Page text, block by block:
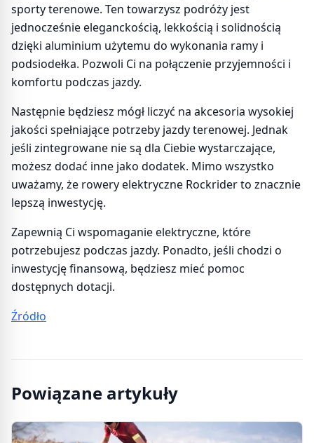
sporty terenowe. Ten towarzysz podróży jest
jednocześnie eleganckością, lekkością i solidnością
dzięki aluminium użytemu do wykonania ramy i
podsiodełka. Pozwoli Ci na połączenie przyjemności i
komfortu podczas jazdy.
Następnie będziesz mógł liczyć na akcesoria wysokiej
jakości spełniające potrzeby jazdy terenowej. Jednak
jeśli zintegrowane nie są dla Ciebie wystarczające,
możesz dodać inne jako dodatek. Mimo wszystko
uważamy, że rowery elektryczne Rockrider to znacznie
lepszą inwestycję.
Zapewnią Ci wspomaganie elektryczne, które
potrzebujesz podczas jazdy. Ponadto, jeśli chodzi o
inwestycję finansową, będziesz mieć pomoc
dostępnych dotacji.
Źródło
Powiązane artykuły